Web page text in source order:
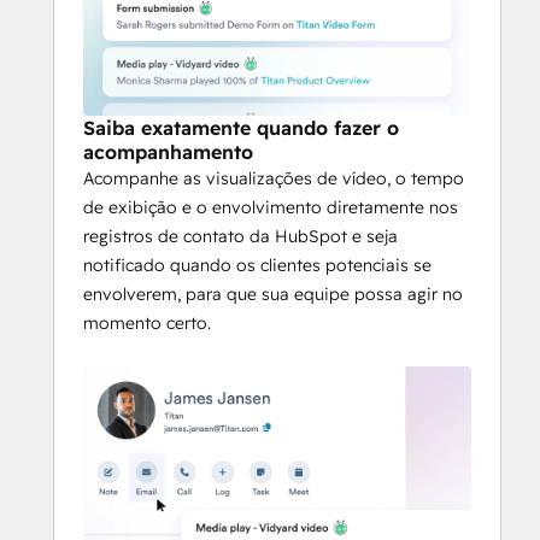
Saiba exatamente quando fazer o
acompanhamento
Acompanhe as visualizações de vídeo, o tempo
de exibição e o envolvimento diretamente nos
registros de contato da HubSpot e seja
notificado quando os clientes potenciais se
envolverem, para que sua equipe possa agir no
momento certo.